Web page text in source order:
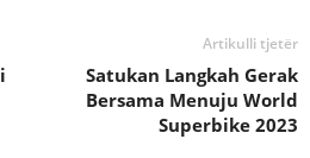
Artikulli tjetër
Satukan Langkah Gerak
Bersama Menuju World
Superbike 2023